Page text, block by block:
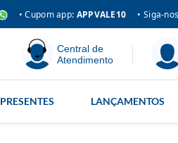
• Cupom app: APPVALE10 • Siga-nos
Central de
Atendimento
PRESENTES LANÇAMENTOS